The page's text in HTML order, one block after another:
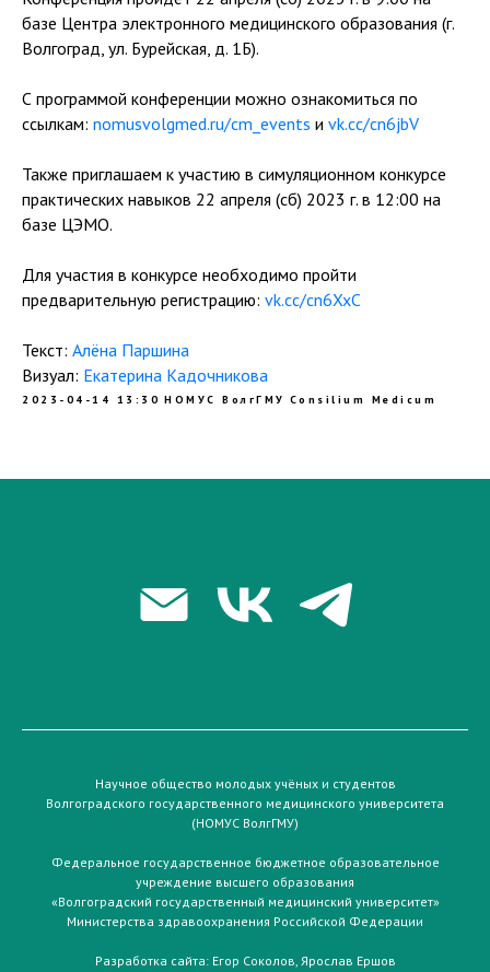
базе Центра электронного медицинского образования (г.
Волгоград, ул. Бурейская, д. 1Б).
С программой конференции можно ознакомиться по
ссылкам: nomusvolgmed.ru/cm_events и vk.cc/cn6jbV
Также приглашаем к участию в симуляционном конкурсе
практических навыков 22 апреля (сб) 2023 г. в 12:00 на
базе ЦЭМО.
Для участия в конкурсе необходимо пройти
предварительную регистрацию: vk.cc/cn6XxC
Текст: Алёна Паршина
Визуал: Екатерина Кадочникова
2023-04-14 13:30 НОМУС ВолгГМУ Consilium Medicum
Научное общество молодых учёных и студентов
Волгоградского государственного медицинского университета
(НОМУС ВолгГМУ)
Федеральное государственное бюджетное образовательное
учреждение высшего образования
«Волгоградский государственный медицинский университет»
Министерства здравоохранения Российской Федерации
Разработка сайта: Егор Соколов, Ярослав Ершов